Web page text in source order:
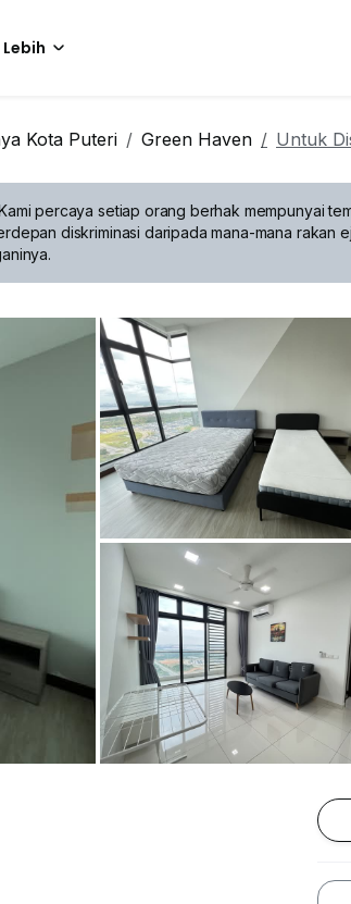
Lebih
Kota Puteri Green Haven Untuk
percaya setiap orang berhak mempunyai
diskriminasi daripada mana-mana rakan